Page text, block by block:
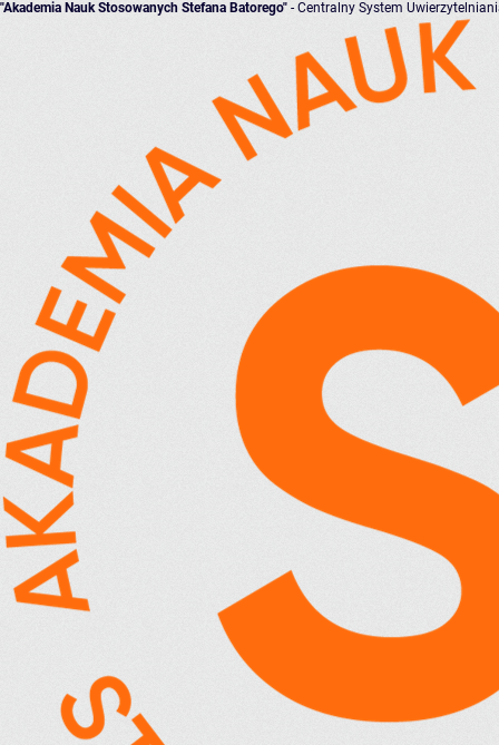
"Akademia Nauk Stosowanych Stefana Batorego" - Centralny System